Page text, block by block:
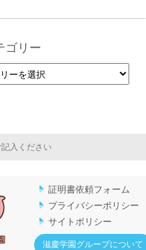
ゴリー
証明書依頼フォーム
プライバシーポリシー
サイトポリシー
滋慶学園グループについて